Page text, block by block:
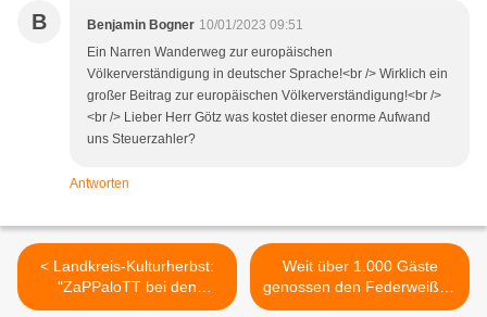
B Benjamin Bogner 10/01/2023 09:51
Ein Narren Wanderweg zur europäischen
Völkerverständigung in deutscher Sprache!<br /> Wirklich ein
großer Beitrag zur europäischen Völkerverständigung!<br />
<br /> Lieber Herr Götz was kostet dieser enorme Aufwand
uns Steuerzahler?
Antworten
< Landkreis-Kulturherbst:
"ZaPPaloTT bei den
WolkenRiesen" begeisterte
Weit über 1.000 Gäste
genossen den Federweißen
beim fünften